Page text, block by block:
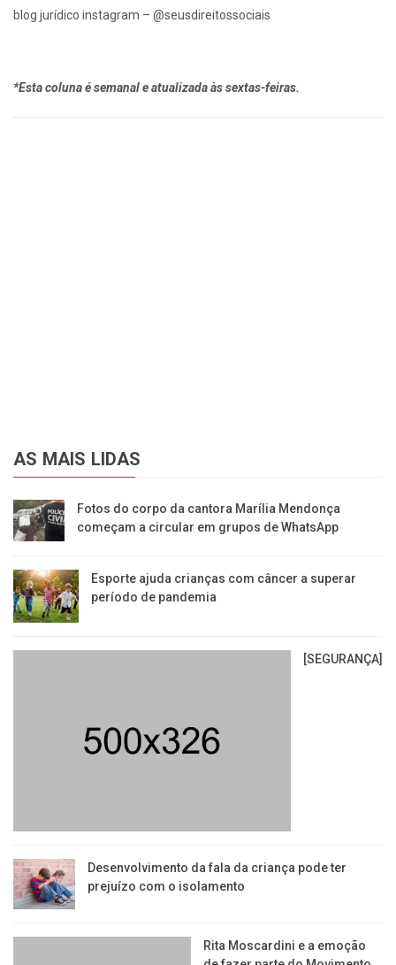
blog jurídico instagram – @seusdireitossociais
*Esta coluna é semanal e atualizada às sextas-feiras.
AS MAIS LIDAS
Fotos do corpo da cantora Marília Mendonça
começam a circular em grupos de WhatsApp
Esporte ajuda crianças com câncer a superar
período de pandemia
[SEGURANÇA]
Desenvolvimento da fala da criança pode ter
prejuízo com o isolamento
Rita Moscardini e a emoção